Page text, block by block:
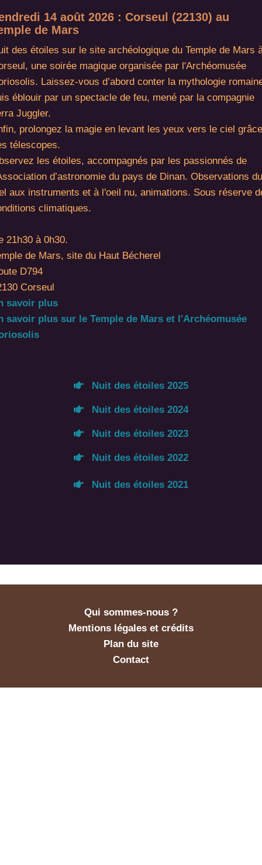
14 août 2026 : Corseul (22130) au
de Mars
des étoiles sur le site archéologique du Temple de Mars
une soirée magique organisée par l'Archéomusée
Laissez-vous d’abord conter la mythologie
éblouir par un spectacle de feu, mené par la compagnie
Juggler.
prolongez la magie en levant les yeux vers le ciel
télescopes.
les étoiles, accompagnés par les passionnés de
d’astronomie du pays de Dinan. Observations du
aux instruments et à l'oeil nu, animations. Sous réserve
climatiques.
21h30 à 0h30.
de Mars, site du Haut Bécherel
D794
Corseul
savoir plus
savoir plus sur le Temple de Mars et l'Archéomusée
Nuit des étoiles 2025
Nuit des étoiles 2024
Nuit des étoiles 2023
Nuit des étoiles 2022
Nuit des étoiles 2021
Qui sommes-nous ?
Mentions légales et crédits
Plan du site
Contact